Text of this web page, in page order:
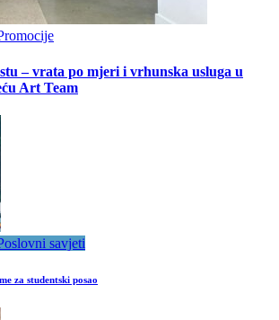
– vrata po mjeri i vrhunska usluga u
Art Team
savjeti
za studentski posao